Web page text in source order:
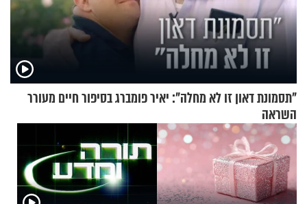
"תסמונת דאון זו לא מחלה": יאיר פומברג בסיפור חיים מעורר
השראה